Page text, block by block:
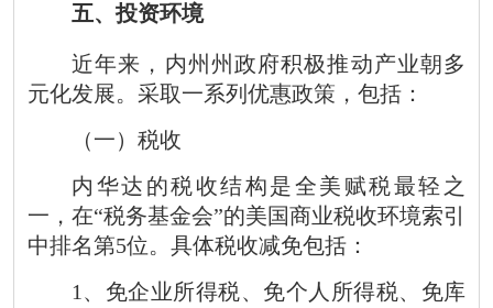
五、投资环境
近年来，内州州政府积极推动产业朝多
元化发展。采取一系列优惠政策，包括：
（一）税收
内华达的税收结构是全美赋税最轻之
一，在“税务基金会”的美国商业税收环境索引
中排名第5位。具体税收减免包括：
1 、免企业所得税、免个人所得税、免库